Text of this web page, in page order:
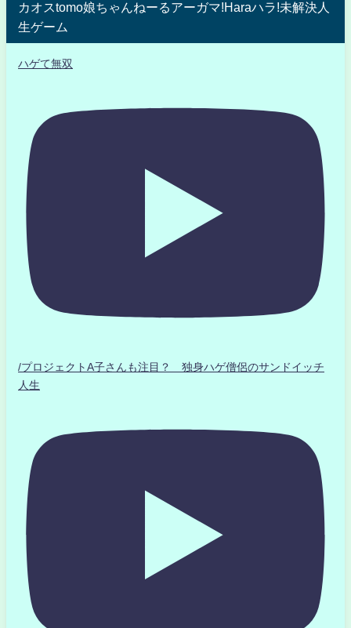
カオスtomo娘ちゃんねーるアーガマ!Haraハラ!未解決人
生ゲーム
ハゲて無双
/プロジェクトA子さんも注目？ 独身ハゲ僧侶のサンドイッチ
人生